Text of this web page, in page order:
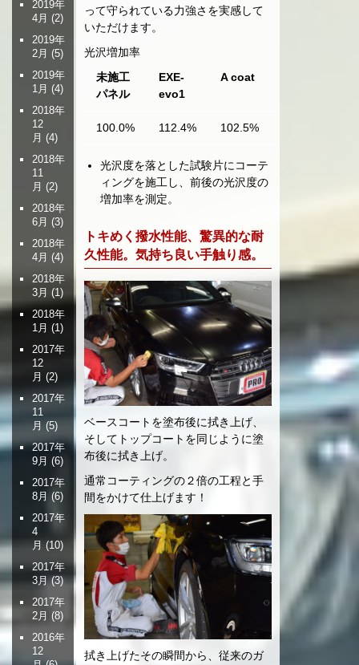
って守られている力強さを実感して
いただけます。
光沢増加率
未施工
パネル
EXE-
evo1
A coat
100.0% 112.4% 102.5%
光沢度を落とした試験片にコーテ
ィングを施工し、前後の光沢度の
増加率を測定。
トキめく撥水性能、驚異的な耐
久性能。気持ち良い手触り感。
ベースコートを塗布後に拭き上げ、
そしてトップコートを同じように塗
布後に拭き上げ。
通常コーティングの２倍の工程と手
間をかけて仕上げます！
拭き上げたその瞬間から、従来のガ
2019年
4月 (2)
2019年
2月 (5)
2019年
1月 (4)
2018年
12
月 (4)
2018年
11
月 (2)
2018年
6月 (3)
2018年
4月 (4)
2018年
3月 (1)
2018年
1月 (1)
2017年
12
月 (2)
2017年
11
月 (5)
2017年
9月 (6)
2017年
8月 (6)
2017年
4
月 (10)
2017年
3月(3)
2017年
2月 (8)
2016年
12